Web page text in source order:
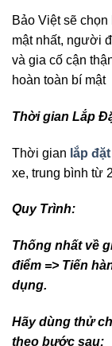
Bảo Việt sẽ
mật nhất, người
và gia cố cận
hoàn toàn bí mật
Thời gian Lắp
Thời gian lắp
xe, trung bình từ
Quy Trình:
Thống nhất về
điểm => Tiến
dụng.
Hãy dùng thử
theo bước sau: